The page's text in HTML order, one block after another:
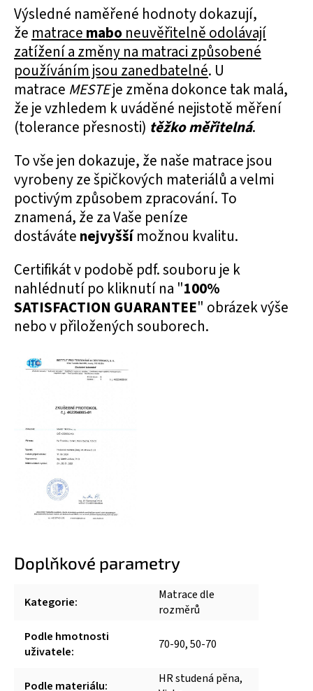
Výsledné naměřené hodnoty dokazují,
že matrace mabo neuvěřitelně odolávají
zatížení a změny na matraci způsobené
používáním jsou zanedbatelné. U
matrace MESTEje změna dokonce tak malá,
že je vzhledem k uváděné nejistotě měření
(tolerance přesnosti) těžko měřitelná.
To vše jen dokazuje, že naše matrace jsou
vyrobeny ze špičkových materiálů a velmi
poctivým způsobem zpracování. To
znamená, že za Vaše peníze
dostáváte nejvyšší možnou kvalitu.
Certifikát v podobě pdf. souboru je k
nahlédnutí po kliknutí na "100%
SATISFACTION GUARANTEE" obrázek výše
nebo v přiložených souborech.
Doplňkové parametry
Kategorie:
Matrace dle
rozměrů
Podle hmotnosti
uživatele: 70-90, 50-70
Podle materiálu:
HR studená pěna,